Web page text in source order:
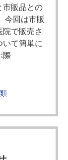
市販品との
今回は市販
で販売さ
いて簡単に
際